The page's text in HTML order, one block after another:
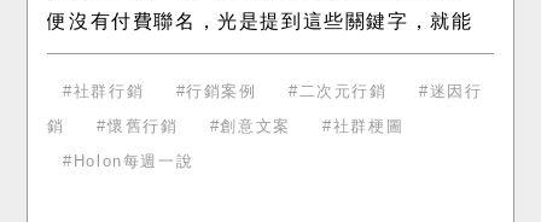
便沒有付費聯名，光是提到這些關鍵字，就能
瞬間勾起大眾的童年回憶與共鳴 具有高度被收
藏的價值：粉絲看到這種新穎的
社群行銷 行銷案例 二次元行銷
迷因行
銷
懷舊行銷 創意文案
社群梗圖
Holon每週一說